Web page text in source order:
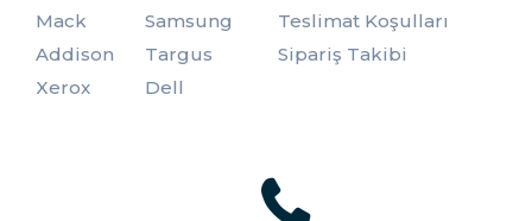
Mack
Samsung
Addison
Targus
Xerox
Dell
Teslimat Koşulları
Sipariş Takibi